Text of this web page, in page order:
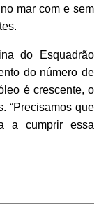
mar com e sem
do Esquadrão
do número de
é crescente, o
“Precisamos que
a cumprir essa